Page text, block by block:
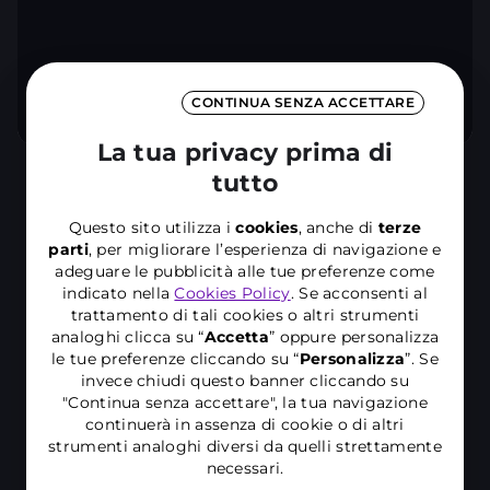
CONTINUA SENZA ACCETTARE
La tua privacy prima di
tutto
Questo sito utilizza icookies, anche di terze
parti, per migliorare l’esperienza di navigazione e
adeguare le pubblicità alle tue preferenze come
indicato nellaCookies Policy. Se acconsenti al
trattamento di tali cookies o altri strumenti
analoghi clicca su “Accetta” oppure personalizza
le tue preferenze cliccando su “Personalizza”. Se
invece chiudi questo banner cliccando su
"Continua senza accettare", la tua navigazione
continuerà in assenza di cookie o di altri
strumenti analoghi diversi da quelli strettamente
necessari.
Più copertura, più
qualità